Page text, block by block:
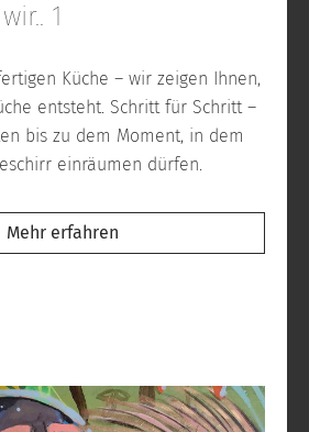
1
Küche – wir zeigen Ihnen,
entsteht. Schritt für Schritt –
bis zu dem Moment, in dem
einräumen dürfen.
Mehr erfahren